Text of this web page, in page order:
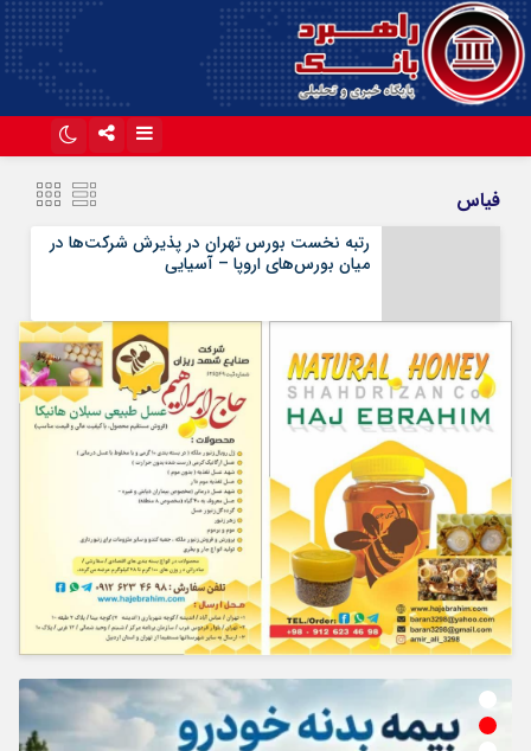
آپارات
فیاس
رتبه نخست بورس تهران در پذیرش شرکت‌ها در
میان بورس‌های اروپا – آسیایی